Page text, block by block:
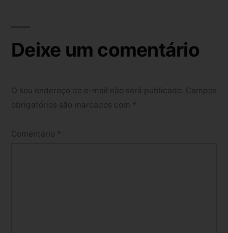
Deixe um comentário
O seu endereço de e-mail não será publicado. Campos
obrigatórios são marcados com *
Comentário *